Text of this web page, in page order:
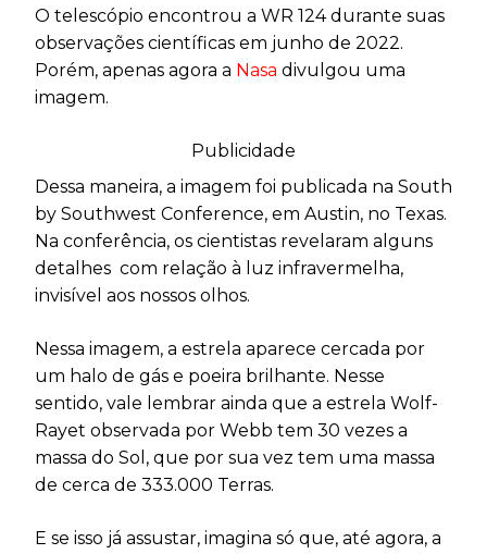
O telescópio encontrou a WR 124 durante suas
observações científicas em junho de 2022.
Porém, apenas agora a Nasa divulgou uma
imagem.
Publicidade
Dessa maneira, a imagem foi publicada na South
by Southwest Conference, em Austin, no Texas.
Na conferência, os cientistas revelaram alguns
detalhes com relação à luz infravermelha,
invisível aos nossos olhos.
Nessa imagem, a estrela aparece cercada por
um halo de gás e poeira brilhante. Nesse
sentido, vale lembrar ainda que a estrela Wolf-
Rayet observada por Webb tem 30 vezes a
massa do Sol, que por sua vez tem uma massa
de cerca de 333.000 Terras.
E se isso já assustar, imagina só que, até agora, a